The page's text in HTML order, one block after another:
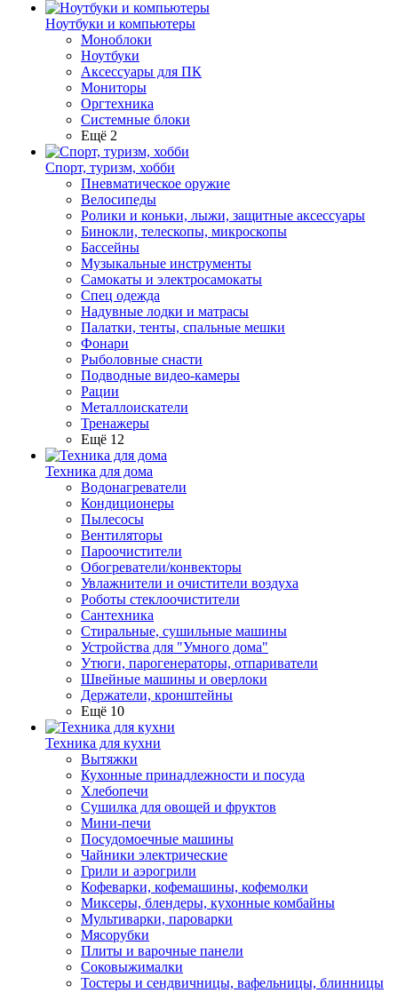
Ноутбуки и компьютеры
Моноблоки
Ноутбуки
Аксессуары для ПК
Мониторы
Оргтехника
Системные блоки
Ещё 2
Спорт, туризм, хобби
Пневматическое оружие
Велосипеды
Ролики и коньки, лыжи, защитные аксессуары
Бинокли, телескопы, микроскопы
Бассейны
Музыкальные инструменты
Самокаты и электросамокаты
Спец одежда
Надувные лодки и матрасы
Палатки, тенты, спальные мешки
Фонари
Рыболовные снасти
Подводные видео-камеры
Рации
Металлоискатели
Тренажеры
Ещё 12
Техника для дома
Водонагреватели
Кондиционеры
Пылесосы
Вентиляторы
Пароочистители
Обогреватели/конвекторы
Увлажнители и очистители воздуха
Роботы стеклоочистители
Сантехника
Стиральные, сушильные машины
Устройства для "Умного дома"
Утюги, парогенераторы, отпариватели
Швейные машины и оверлоки
Держатели, кронштейны
Ещё 10
Техника для кухни
Вытяжки
Кухонные принадлежности и посуда
Хлебопечи
Сушилка для овощей и фруктов
Мини-печи
Посудомоечные машины
Чайники электрические
Грили и аэрогрили
Кофеварки, кофемашины, кофемолки
Миксеры, блендеры, кухонные комбайны
Мультиварки, пароварки
Мясорубки
Плиты и варочные панели
Соковыжималки
Тостеры и сендвичницы, вафельницы, блинницы